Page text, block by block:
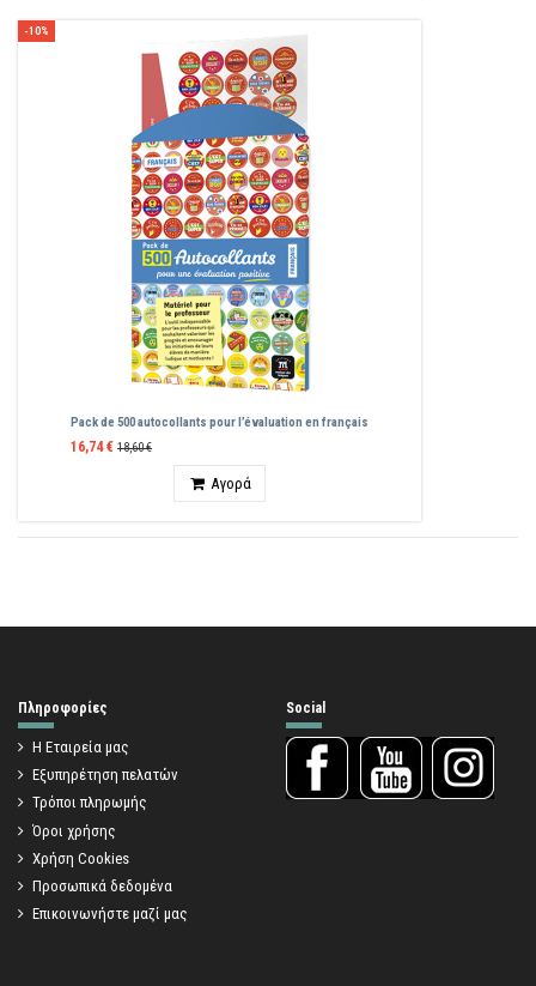
-10%
Pack de 500 autocollants pour l’évaluation en français
16,74 € 18,60 €
Αγορά
Πληροφορίες
Η Εταιρεία μας
Εξυπηρέτηση πελατών
Τρόποι πληρωμής
Όροι χρήσης
Χρήση Cookies
Προσωπικά δεδομένα
Επικοινωνήστε μαζί μας
Social